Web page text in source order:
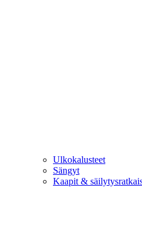
Ulkokalusteet
Sängyt
Kaapit &